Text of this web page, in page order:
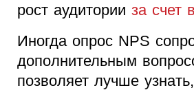
рост аудитории за счет
Иногда опрос NPS
дополнительным
позволяет лучше